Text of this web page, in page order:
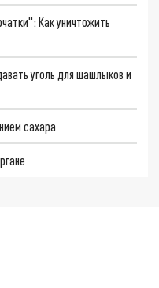
Как уничтожить
уголь для шашлыков и
сахара